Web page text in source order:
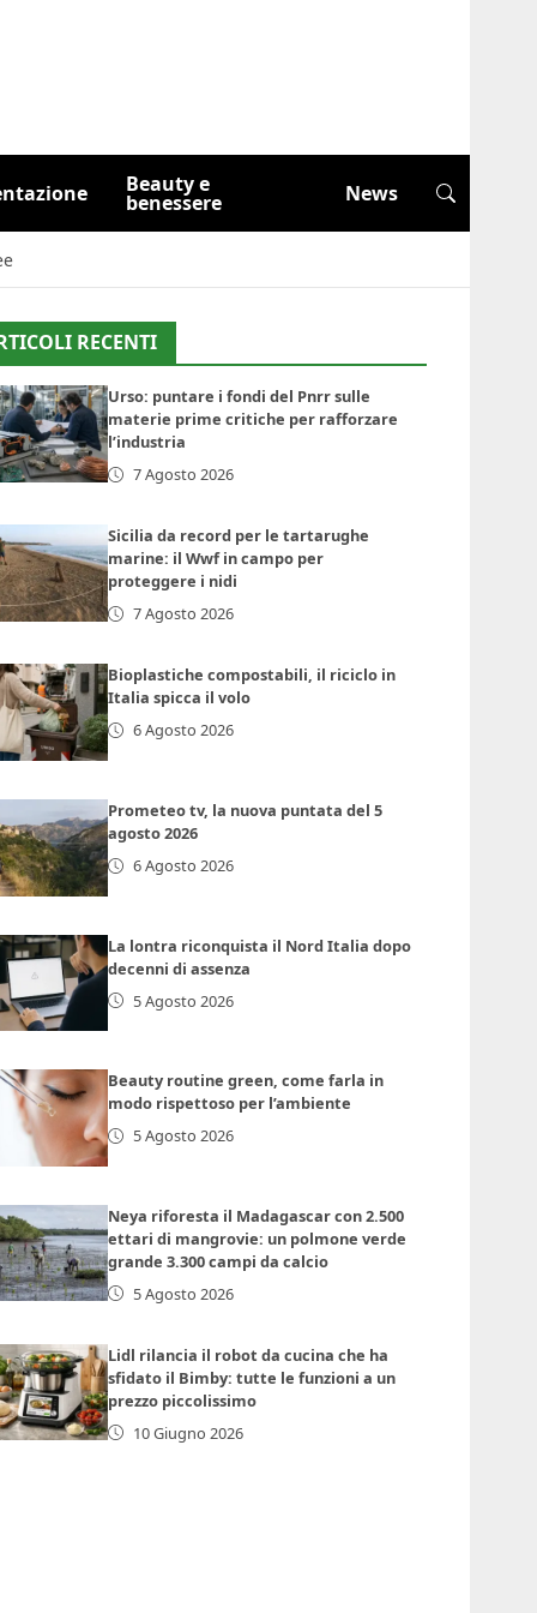
Beauty e
benessere News
RECENTI
Urso: puntare i fondi del Pnrr sulle
materie prime critiche per rafforzare
l’industria
7 Agosto 2026
Sicilia da record per le tartarughe
marine: il Wwf in campo per
proteggere i nidi
7 Agosto 2026
Bioplastiche compostabili, il riciclo in
Italia spicca il volo
6 Agosto 2026
Prometeo tv, la nuova puntata del 5
agosto 2026
6 Agosto 2026
La lontra riconquista il Nord Italia dopo
decenni di assenza
5 Agosto 2026
Beauty routine green, come farla in
modo rispettoso per l’ambiente
5 Agosto 2026
Neya riforesta il Madagascar con 2.500
ettari di mangrovie: un polmone verde
grande 3.300 campi da calcio
5 Agosto 2026
Lidl rilancia il robot da cucina che ha
sfidato il Bimby: tutte le funzioni a un
prezzo piccolissimo
10 Giugno 2026